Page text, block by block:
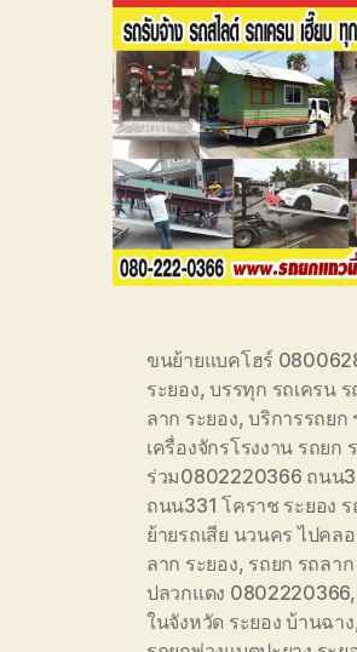
ขนย้ายแบคโฮร์
ระยอง,บรรทุก รถเครน ร
ลาก ระยอง,บริการรถยก
เครื่องจักรโรงงาน รถยก
ร่วม0802220366 ถนน
ถนน331 โคราช ระยอง ร
ย้ายรถเสีย นวนคร ไปคลอ
ลาก ระยอง, รถยก รถลาก
ปลวกแดง 0802220366,
ในจังหวัด ระยอง บ้านฉาง